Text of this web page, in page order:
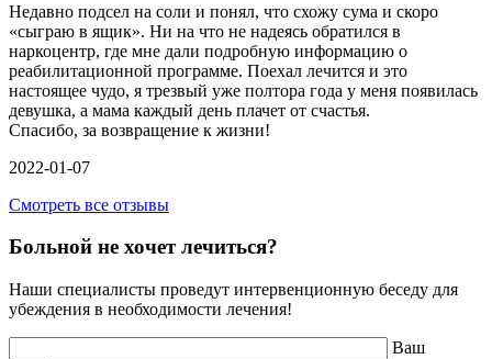
Недавно подсел на соли и понял, что схожу сума и скоро
«сыграю в ящик». Ни на что не надеясь обратился в
наркоцентр, где мне дали подробную информацию о
реабилитационной программе. Поехал лечится и это
настоящее чудо, я трезвый уже полтора года у меня появилась
девушка, а мама каждый день плачет от счастья.
Спасибо, за возвращение к жизни!
2022-01-07
Смотреть все отзывы
Больной не хочет лечиться?
Наши специалисты проведут интервенционную беседу для
убеждения в необходимости лечения!
Ваш